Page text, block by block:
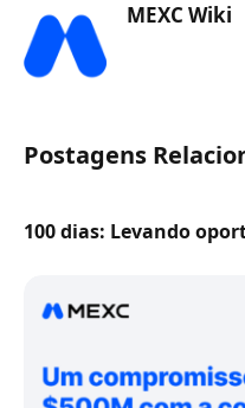
MEXC Wiki
Postagens
100 dias: Levando